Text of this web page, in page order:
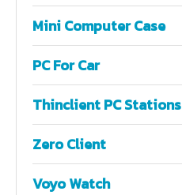
Mini Computer Case
PC For Car
Thinclient PC Stations
Zero Client
Voyo Watch